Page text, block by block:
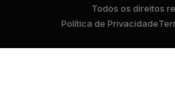
Todos os direitos
Política de Privacidade